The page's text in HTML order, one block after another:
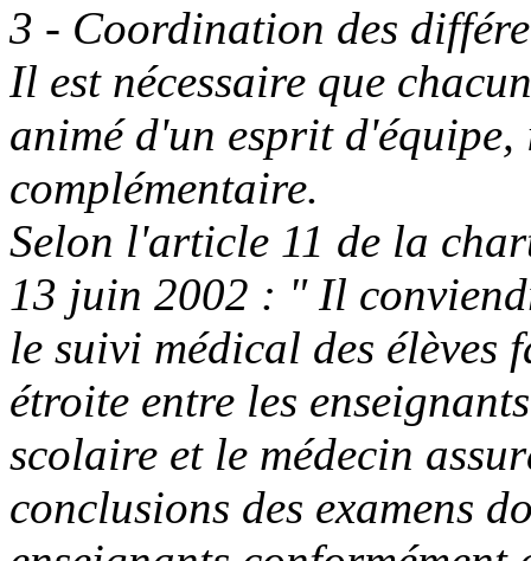
3 - Coordination des
Il est nécessaire que
animé d'un esprit
complémentaire.
Selon l'article 11 de la
13 juin 2002 : " Il
le suivi médical des élèves
étroite entre les
scolaire et le médecin
conclusions des examens